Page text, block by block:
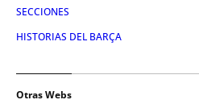
SECCIONES
HISTORIAS DEL BARÇA
Otras Webs